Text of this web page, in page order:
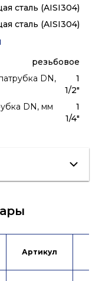
сталь (AISI304)
сталь (AISI304)
резьбовое
DN,
1
1/2"
DN, мм
1
1/4"
Артикул